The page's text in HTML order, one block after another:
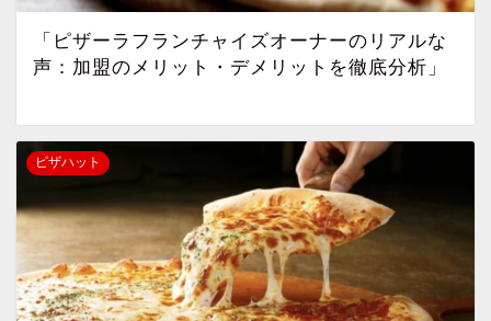
「ピザーラフランチャイズオーナーのリアルな
声：加盟のメリット・デメリットを徹底分析」
ピザハット